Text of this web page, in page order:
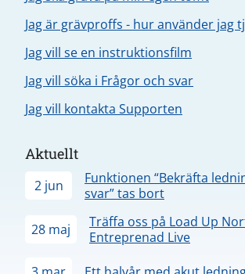
Jag är grävproffs - hur använder jag
Jag vill se en instruktionsfilm
Jag vill söka i Frågor och svar
Jag vill kontakta Supporten
Aktuellt
2 jun
Funktionen “Bekräfta
svar” tas bort
28 maj
Träffa oss på Load Up
Entreprenad Live